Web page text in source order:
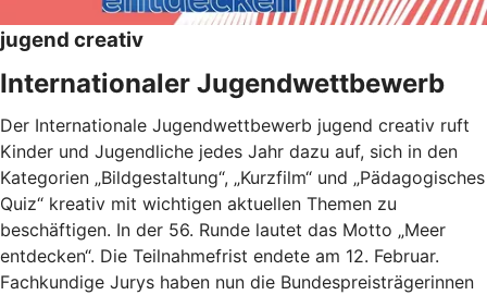
jugend creativ
Internationaler Jugendwettbewerb
Der Internationale Jugendwettbewerb jugend creativ ruft
Kinder und Jugendliche jedes Jahr dazu auf, sich in den
Kategorien „Bildgestaltung“, „Kurzfilm“ und „Pädagogisches
Quiz“ kreativ mit wichtigen aktuellen Themen zu
beschäftigen. In der 56. Runde lautet das Motto „Meer
entdecken“. Die Teilnahmefrist endete am 12. Februar.
Fachkundige Jurys haben nun die Bundespreisträgerinnen